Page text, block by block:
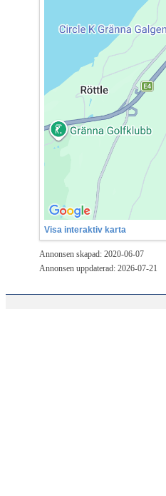
Visa interaktiv karta
Annonsen skapad: 2020-06-07
Annonsen uppdaterad: 2026-07-21